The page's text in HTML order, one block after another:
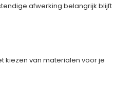
afwerking belangrijk blijft
kiezen van materialen voor je